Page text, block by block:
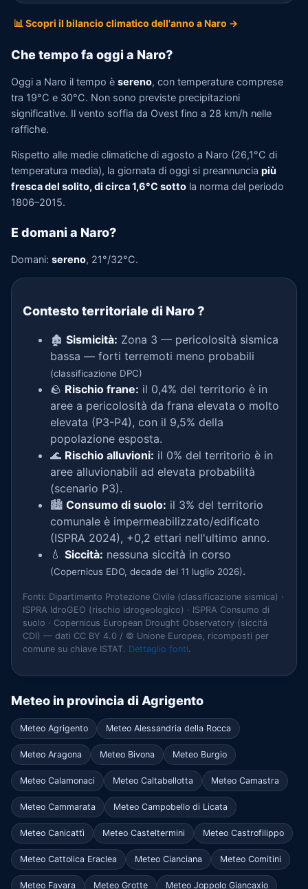
📊 Scopri il bilancio climatico dell'anno a Naro →
Che tempo fa oggi a Naro?
Oggi a Naro il tempo è sereno, con temperature comprese
tra 19°C e 30°C. Non sono previste precipitazioni
significative. Il vento soffia da Ovest fino a 28 km/h nelle
raffiche.
Rispetto alle medie climatiche di agosto a Naro (26,1°C di
temperatura media), la giornata di oggi si preannuncia più
fresca del solito, di circa 1,6°C sotto la norma del periodo
1806–2015.
E domani a Naro?
Domani: sereno, 21°/32°C.
Contesto territoriale di Naro?
🏚️ Sismicità: Zona 3 — pericolosità sismica
bassa — forti terremoti meno probabili
(classificazione DPC)
🪨 Rischio frane: il 0,4% del territorio è in
aree a pericolosità da frana elevata o molto
elevata (P3-P4), con il 9,5% della
popolazione esposta.
🌊 Rischio alluvioni: il 0% del territorio è in
aree alluvionabili ad elevata probabilità
(scenario P3).
🏙️ Consumo di suolo: il 3% del territorio
comunale è impermeabilizzato/edificato
(ISPRA 2024), +0,2 ettari nell'ultimo anno.
💧 Siccità: nessuna siccità in corso
(Copernicus EDO, decade del 11 luglio 2026).
Fonti: Dipartimento Protezione Civile (classificazione sismica) ·
ISPRA IdroGEO (rischio idrogeologico) · ISPRA Consumo di
suolo · Copernicus European Drought Observatory (siccità
CDI) — dati CC BY 4.0 / © Unione Europea, ricomposti per
comune su chiave ISTAT. Dettaglio fonti.
Meteo in provincia di Agrigento
Meteo Agrigento Meteo Alessandria della Rocca
Meteo Aragona Meteo Bivona Meteo Burgio
Meteo Calamonaci Meteo Caltabellotta Meteo Camastra
Meteo Cammarata Meteo Campobello di Licata
Meteo Canicattì Meteo Casteltermini Meteo Castrofilippo
Meteo Cattolica Eraclea Meteo Cianciana Meteo Comitini
Meteo Favara Meteo Grotte Meteo Joppolo Giancaxio